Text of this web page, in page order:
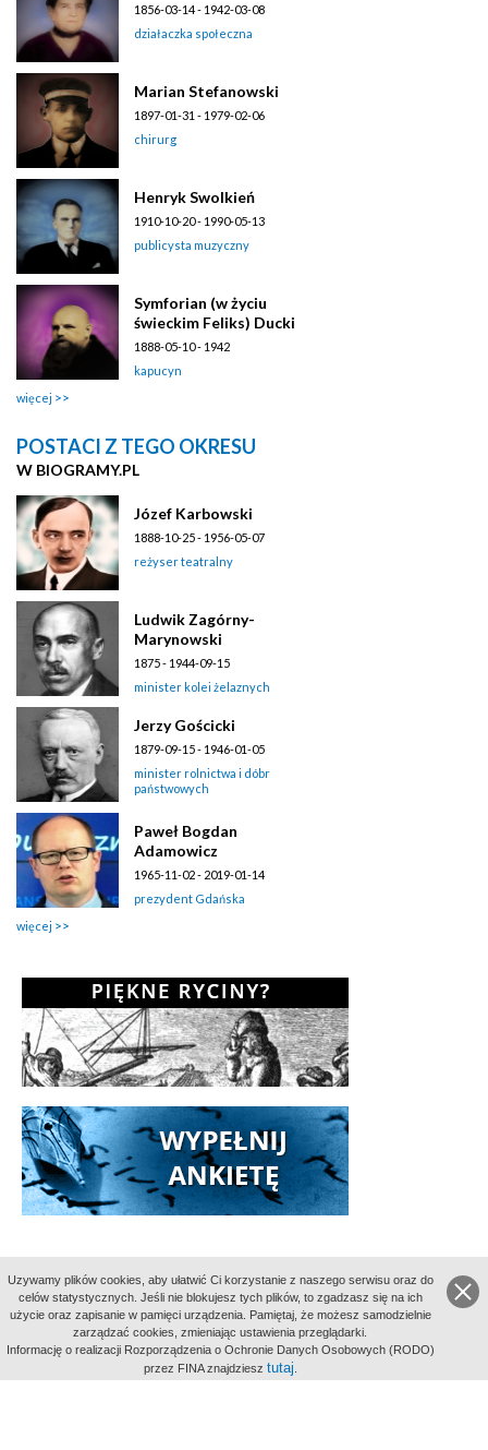
1856-03-14 - 1942-03-08
działaczka społeczna
Marian Stefanowski
1897-01-31 - 1979-02-06
chirurg
Henryk Swolkień
1910-10-20 - 1990-05-13
publicysta muzyczny
Symforian (w życiu
świeckim Feliks) Ducki
1888-05-10 - 1942
kapucyn
więcej
POSTACI Z TEGO OKRESU
W BIOGRAMY.PL
Józef Karbowski
1888-10-25 - 1956-05-07
reżyser teatralny
Ludwik Zagórny-
Marynowski
1875 - 1944-09-15
minister kolei żelaznych
Jerzy Gościcki
1879-09-15 - 1946-01-05
minister rolnictwa i dóbr
państwowych
Paweł Bogdan
Adamowicz
1965-11-02 - 2019-01-14
prezydent Gdańska
więcej
aktywności
Uzywamy plików cookies, aby ułatwić Ci korzystanie z naszego serwisu oraz do
celów statystycznych. Jeśli nie blokujesz tych plików, to zgadzasz się na ich
użycie oraz zapisanie w pamięci urządzenia. Pamiętaj, że możesz samodzielnie
zarządzać cookies, zmieniając ustawienia przeglądarki.
Informację o realizacji Rozporządzenia o Ochronie Danych Osobowych (RODO)
przez FINA znajdziesz tutaj